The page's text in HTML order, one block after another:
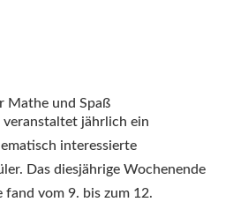
Mathe und Spaß
veranstaltet jährlich ein
interessierte
Das diesjährige Wochenende
fand vom 9. bis zum 12.